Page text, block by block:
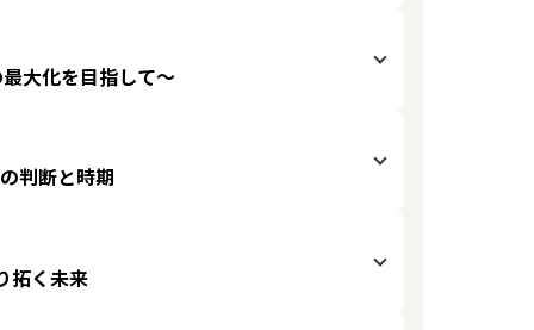
大化を目指して〜
判断と時期
拓く未来